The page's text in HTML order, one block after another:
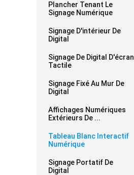
Plancher Tenant Le
Signage Numérique
Signage D'intérieur De
Digital
Signage De Digital D'écran
Tactile
Signage Fixé Au Mur De
Digital
Affichages Numériques
Extérieurs De ...
Tableau Blanc Interactif
Numérique
Signage Portatif De
Digital